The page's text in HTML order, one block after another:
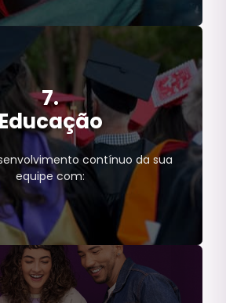
de streaming;
7.
Educação
contínuo da sua
equipe com: